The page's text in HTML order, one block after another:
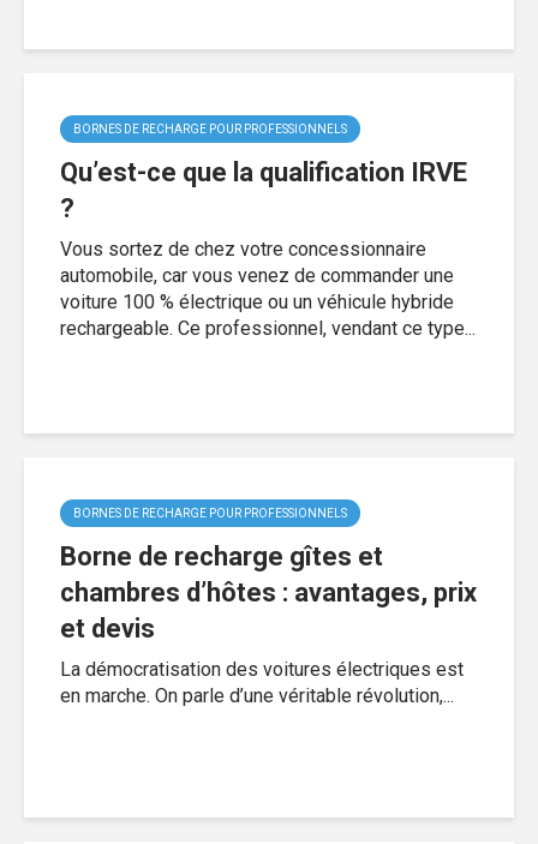
BORNES DE RECHARGE POUR PROFESSIONNELS
Qu’est-ce que la qualification IRVE
?
Vous sortez de chez votre concessionnaire
automobile, car vous venez de commander une
voiture 100 % électrique ou un véhicule hybride
rechargeable. Ce professionnel, vendant ce type...
BORNES DE RECHARGE POUR PROFESSIONNELS
Borne de recharge gîtes et
chambres d’hôtes : avantages, prix
et devis
La démocratisation des voitures électriques est
en marche. On parle d’une véritable révolution,...